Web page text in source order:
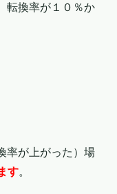
転換率が１０％か
率が上がった）場
す。